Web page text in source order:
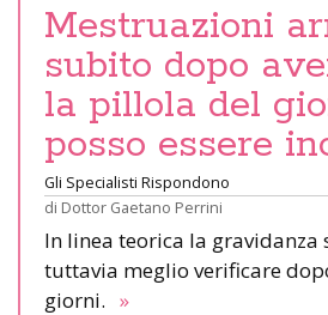
Mestruazioni
subito dopo
la pillola del
posso essere
Gli Specialisti Rispondono
di Dottor Gaetano Perrini
In linea teorica la gravidanza
tuttavia meglio verificare
giorni. »